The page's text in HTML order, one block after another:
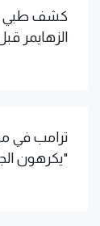
كشف طبي
الزهايمر
ترامب في
"يكرهون